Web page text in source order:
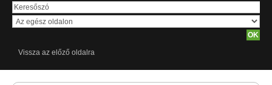
Vissza az előző oldalra